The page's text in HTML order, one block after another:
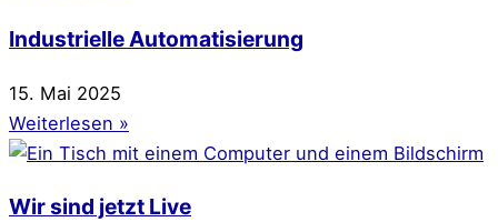
Industrielle Automatisierung
15. Mai 2025
Weiterlesen »
Wir sind jetzt Live